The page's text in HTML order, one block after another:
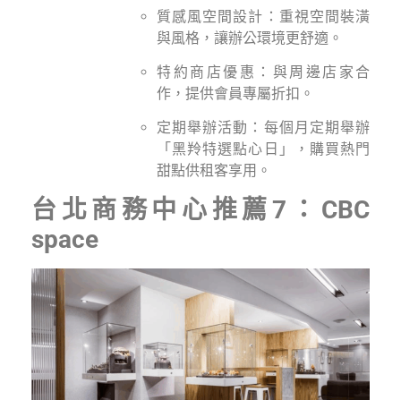
質感風空間設計：重視空間裝潢
與風格，讓辦公環境更舒適。
特約商店優惠：與周邊店家合
作，提供會員專屬折扣。
定期舉辦活動：每個月定期舉辦
「黑羚特選點心日」，購買熱門
甜點供租客享用。
台北商務中心推薦7：CBC
space